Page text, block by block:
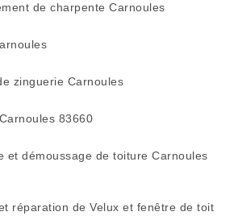
de charpente Carnoules
zinguerie Carnoules
83660
et démoussage de toiture Carnoules
réparation de Velux et fenêtre de toit